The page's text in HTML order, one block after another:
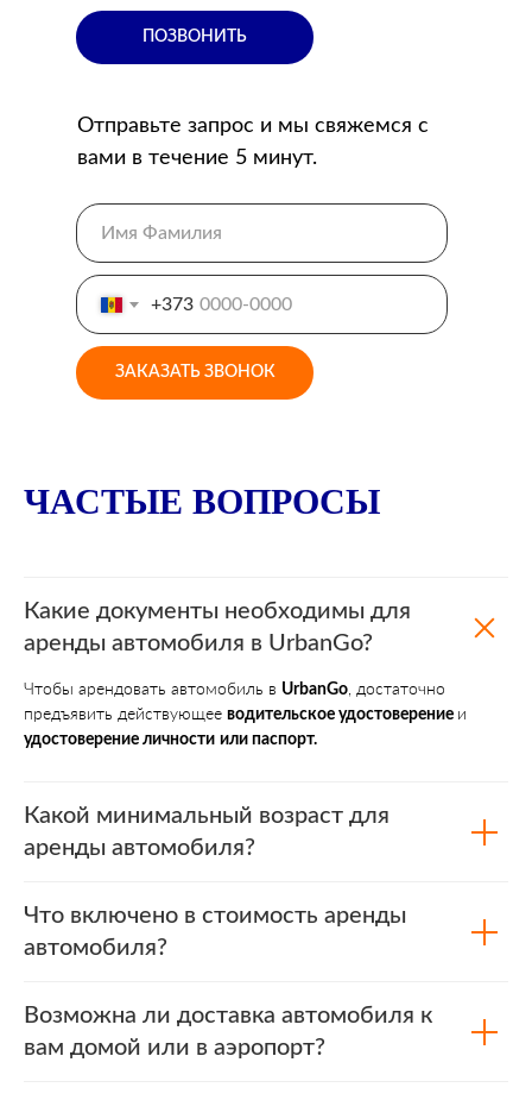
Отправьте запрос и мы свяжемся с
вами в течение 5 минут.
ПОЗВОНИТЬ
+373
ЗАКАЗАТЬ ЗВОНОК
ЧАСТЫЕ ВОПРОСЫ
Какие документы необходимы для
аренды автомобиля в UrbanGo?
Чтобы арендовать автомобиль в UrbanGo , достаточно
предъявить действующее водительское удостоверение и
удостоверение личности или паспорт.
Какой минимальный возраст для
аренды автомобиля?
Что включено в стоимость аренды
автомобиля?
Возможна ли доставка автомобиля к
вам домой или в аэропорт?